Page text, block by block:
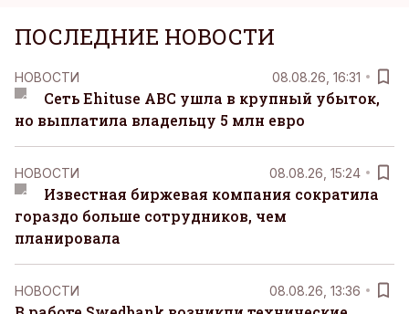
ПОСЛЕДНИЕ НОВОСТИ
НОВОСТИ 08.08.26, 16:31
Сеть Ehituse ABC ушла в крупный убыток,
но выплатила владельцу 5 млн евро
НОВОСТИ 08.08.26, 15:24
Известная биржевая компания сократила
гораздо больше сотрудников, чем
планировала
НОВОСТИ 08.08.26, 13:36